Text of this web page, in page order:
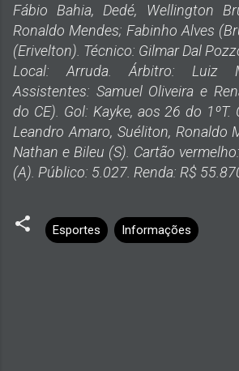
Fábio Bahia, Dedé, Wellington
Ronaldo Mendes; Fabinho Alves
(Erivelton). Técnico: Gilmar Dal
Local: Arruda. Árbitro: Luiz
Assistentes: Samuel Oliveira e
do CE). Gol: Kayke, aos 26 do 1ºT.
Leandro Amaro, Suéliton, Ronaldo
Nathan e Bileu (S). Cartão
(A). Público: 5.027. Renda: R$
Esportes Informações